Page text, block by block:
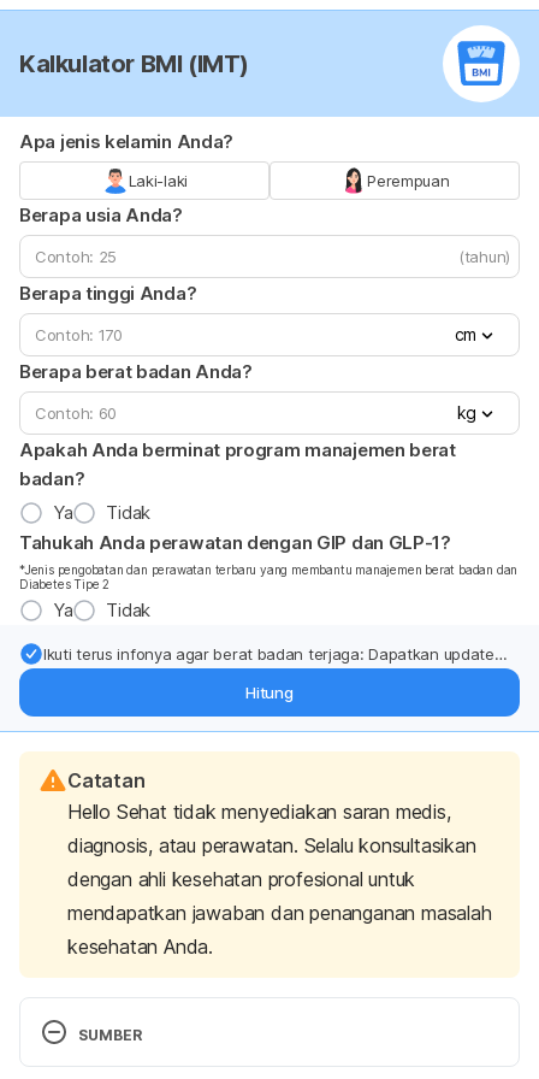
Kalkulator BMI (IMT)
Apa jenis kelamin Anda?
Laki-laki Perempuan
Berapa usia Anda?
(tahun)
Berapa tinggi Anda?
cm
Berapa berat badan Anda?
kg
Apakah Anda berminat program manajemen berat
badan?
Ya
Tidak
Tahukah Anda perawatan dengan GIP dan GLP-1?
*Jenis pengobatan dan perawatan terbaru yang membantu manajemen berat badan dan
Diabetes Tipe 2
Ya Tidak
Ikuti terus infonya agar berat badan terjaga: Dapatkan update
Hitung
Catatan
Hello Sehat tidak menyediakan saran medis,
diagnosis, atau perawatan. Selalu konsultasikan
dengan ahli kesehatan profesional untuk
mendapatkan jawaban dan penanganan masalah
kesehatan Anda.
SUMBER